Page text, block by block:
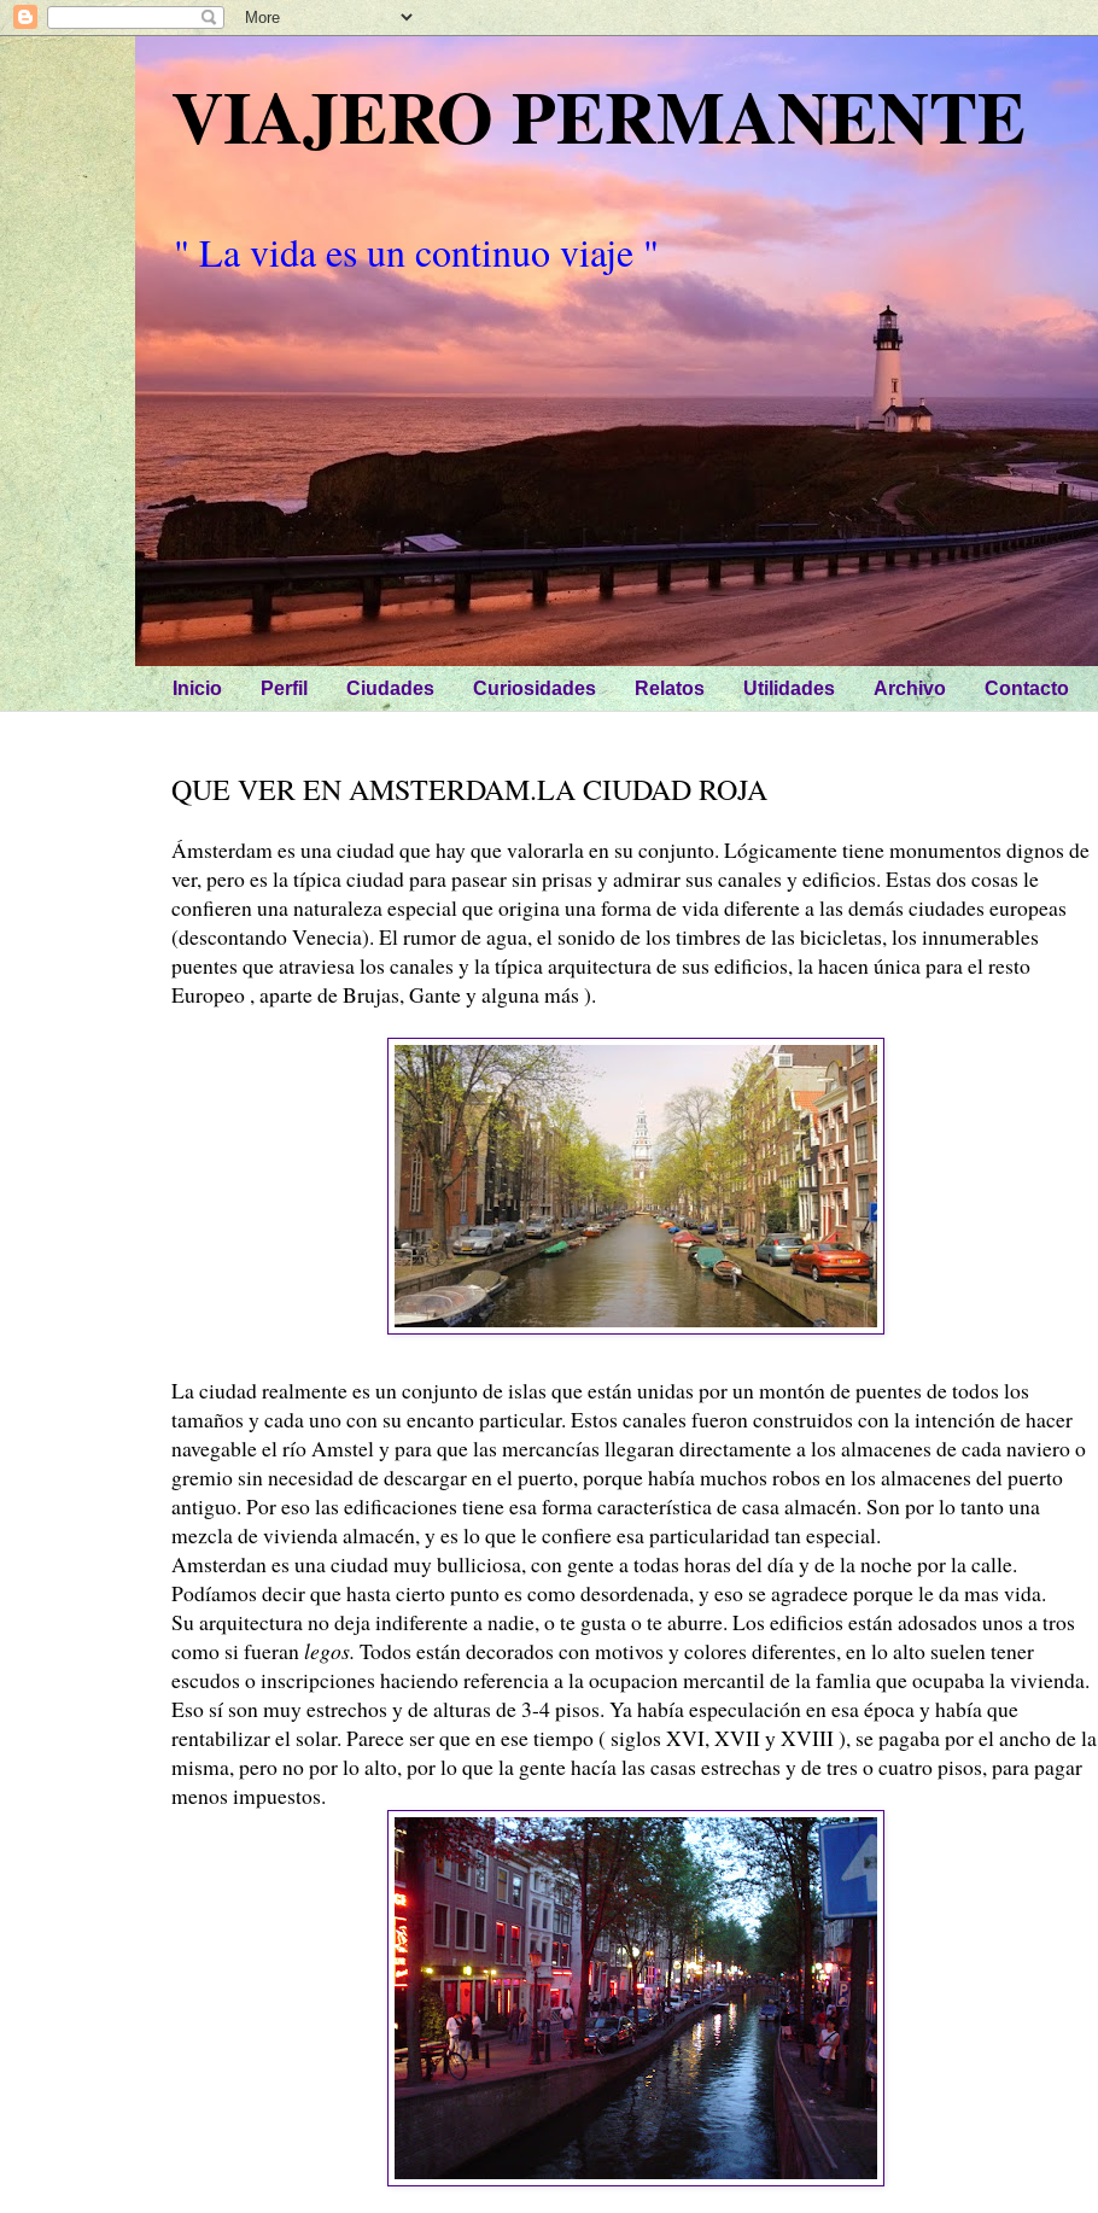
VIAJERO PERMANENTE
" La vida es un continuo viaje "
Inicio Perfil Ciudades Curiosidades Relatos Utilidades Archivo Contacto
QUE VER EN AMSTERDAM.LA CIUDAD ROJA
Ámsterdam es una ciudad que hay que valorarla en su conjunto. Lógicamente tiene monumentos dignos de
ver, pero es la típica ciudad para pasear sin prisas y admirar sus canales y edificios. Estas dos cosas le
confieren una naturaleza especial que origina una forma de vida diferente a las demás ciudades europeas
(descontando Venecia). El rumor de agua, el sonido de los timbres de las bicicletas, los innumerables
puentes que atraviesa los canales y la típica arquitectura de sus edificios, la hacen única para el resto
Europeo , aparte de Brujas, Gante y alguna más ).
La ciudad realmente es un conjunto de islas que están unidas por un montón de puentes de todos los
tamaños y cada uno con su encanto particular. Estos canales fueron construidos con la intención de hacer
navegable el río Amstel y para que las mercancías llegaran directamente a los almacenes de cada naviero o
gremio sin necesidad de descargar en el puerto, porque había muchos robos en los almacenes del puerto
antiguo. Por eso las edificaciones tiene esa forma característica de casa almacén. Son por lo tanto una
mezcla de vivienda almacén, y es lo que le confiere esa particularidad tan especial.
Amsterdan es una ciudad muy bulliciosa, con gente a todas horas del día y de la noche por la calle.
Podíamos decir que hasta cierto punto es como desordenada, y eso se agradece porque le da mas vida.
Su arquitectura no deja indiferente a nadie, o te gusta o te aburre. Los edificios están adosados unos a tros
como si fueran legos. Todos están decorados con motivos y colores diferentes, en lo alto suelen tener
escudos o inscripciones haciendo referencia a la ocupacion mercantil de la famlia que ocupaba la vivienda.
Eso sí son muy estrechos y de alturas de 3-4 pisos. Ya había especulación en esa época y había que
rentabilizar el solar. Parece ser que en ese tiempo ( siglos XVI, XVII y XVIII ), se pagaba por el ancho de la
misma, pero no por lo alto, por lo que la gente hacía las casas estrechas y de tres o cuatro pisos, para pagar
menos impuestos.